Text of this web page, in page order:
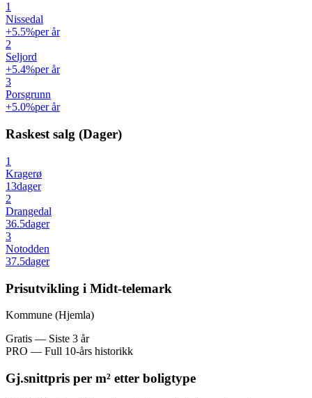
1
Nissedal
+5.5%per år
2
Seljord
+5.4%per år
3
Porsgrunn
+5.0%per år
Raskest salg (Dager)
1
Kragerø
13dager
2
Drangedal
36.5dager
3
Notodden
37.5dager
Prisutvikling i Midt-telemark
Kommune (Hjemla)
Gratis — Siste 3 år
PRO — Full 10-års historikk
Gj.snittpris per m² etter boligtype